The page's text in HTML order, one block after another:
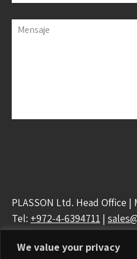
We value your privacy
Mensaje
PLASSON Ltd. Head Office
Tel: +972-4-6394711 |